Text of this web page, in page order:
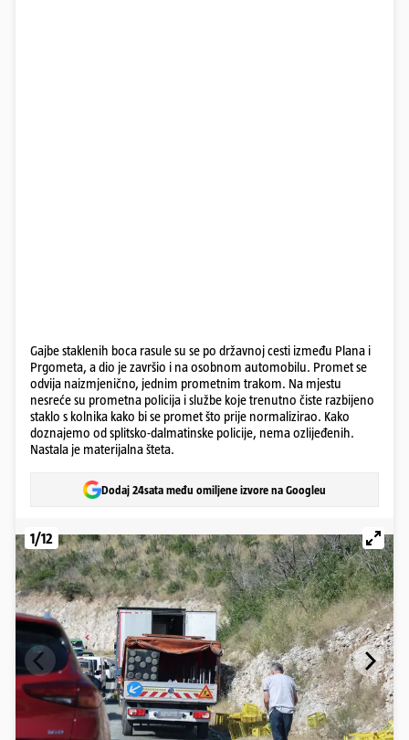
Gajbe staklenih boca rasule su se po državnoj cesti između Plana i
Prgometa, a dio je završio i na osobnom automobilu. Promet se
odvija naizmjenično, jednim prometnim trakom. Na mjestu
nesreće su prometna policija i službe koje trenutno čiste razbijeno
staklo s kolnika kako bi se promet što prije normalizirao. Kako
doznajemo od splitsko-dalmatinske policije, nema ozlijeđenih.
Nastala je materijalna šteta.
Dodaj 24sata među omiljene izvore na Googleu
1/12